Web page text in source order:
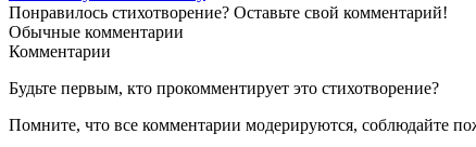
Понравилось стихотворение? Оставьте свой комментарий!
Обычные комментарии
Комментарии
Будьте первым, кто прокомментирует это стихотворение?
Помните, что все комментарии модерируются, соблюдайте